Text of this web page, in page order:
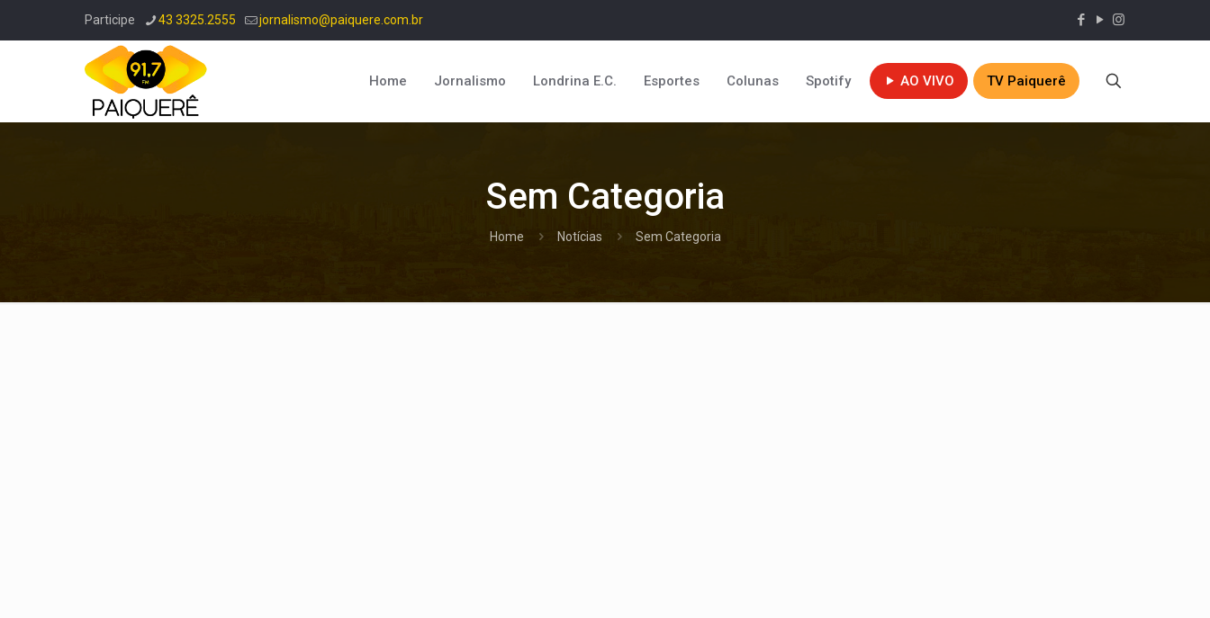
Participe 43 3325.2555 jornalismo@paiquere.com.br
Home Jornalismo Londrina E.C. Esportes Colunas Spotify AO VIVO TV Paiquerê
Sem Categoria
Home Notícias Sem Categoria